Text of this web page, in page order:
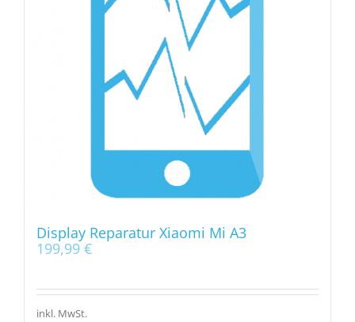
Display Reparatur Xiaomi Mi A3
199,99 €
inkl. MwSt.